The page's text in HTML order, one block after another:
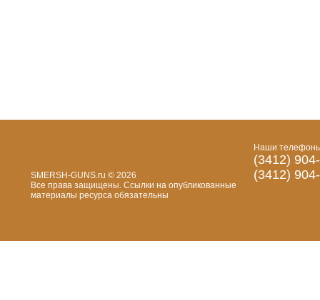
SMERSH-GUNS.ru © 2026
Все права защищены. Cсылки на опубликованные
материалы ресурса обязательны
Наши
(3412)
(3412)